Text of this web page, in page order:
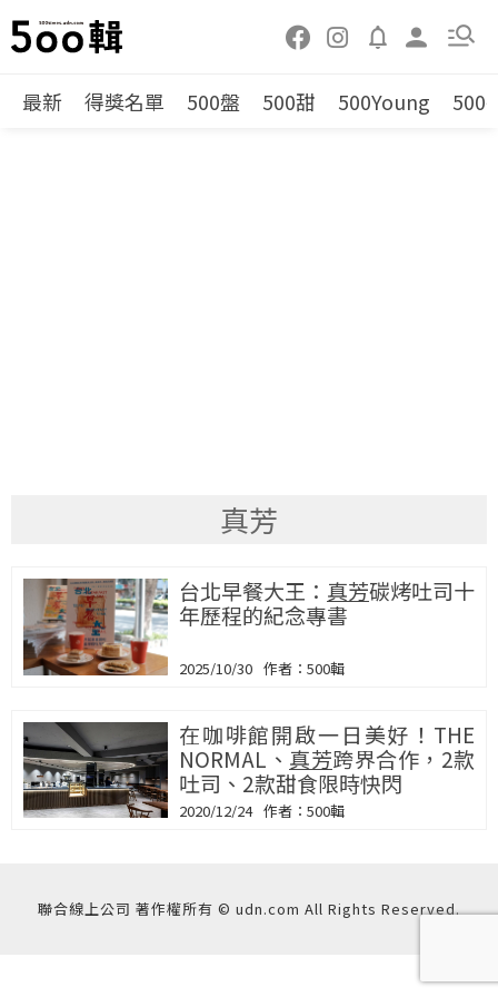
最新 得獎名單 500盤 500甜 500Young 500
真芳
台北早餐大王： 真芳碳烤吐司十
年歷程的紀念專書
2025/10/30 500輯
在咖啡館開啟一日美好！THE
NORMAL、 真芳跨界合作，2款
吐司、2款甜食限時快閃
2020/12/24 500輯
聯合線上公司 著作權所有 © udn.com All Rights Reserved.